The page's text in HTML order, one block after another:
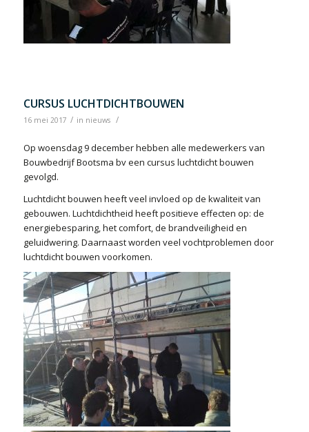
CURSUS LUCHTDICHTBOUWEN
16 mei 2017 / in nieuws /
Op woensdag 9 december hebben alle medewerkers van
Bouwbedrijf Bootsma bv een cursus luchtdicht bouwen
gevolgd.
Luchtdicht bouwen heeft veel invloed op de kwaliteit van
gebouwen. Luchtdichtheid heeft positieve effecten op: de
energiebesparing, het comfort, de brandveiligheid en
geluidwering. Daarnaast worden veel vochtproblemen door
luchtdicht bouwen voorkomen.